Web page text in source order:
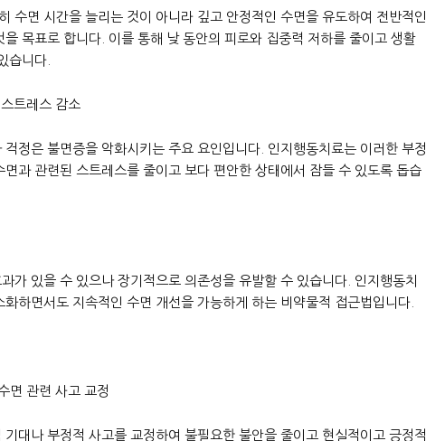
수면 시간을 늘리는 것이 아니라 깊고 안정적인 수면을 유도하여 전반적인
을 목표로 합니다. 이를 통해 낮 동안의 피로와 집중력 저하를 줄이고 생활
습니다.
트레스 감소
걱정은 불면증을 악화시키는 주요 요인입니다. 인지행동치료는 이러한 부정
면과 관련된 스트레스를 줄이고 보다 편안한 상태에서 잠들 수 있도록 돕습
가 있을 수 있으나 장기적으로 의존성을 유발할 수 있습니다. 인지행동치
화하면서도 지속적인 수면 개선을 가능하게 하는 비약물적 접근법입니다.
면 관련 사고 교정
기대나 부정적 사고를 교정하여 불필요한 불안을 줄이고 현실적이고 긍정적